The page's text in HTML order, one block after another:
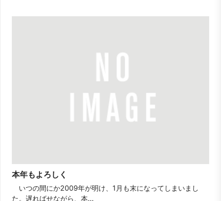
本年もよろしく
いつの間にか2009年が明け、1月も末になってしまいまし
た。遅ればせながら、本...